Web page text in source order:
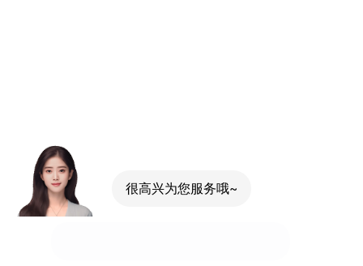
很高兴为您服务哦~